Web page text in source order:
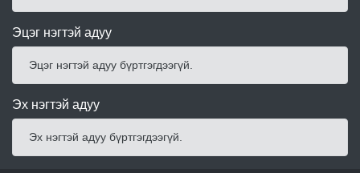
Эцэг нэгтэй адуу
Эцэг нэгтэй адуу бүртгэгдээгүй.
Эх нэгтэй адуу
Эх нэгтэй адуу бүртгэгдээгүй.